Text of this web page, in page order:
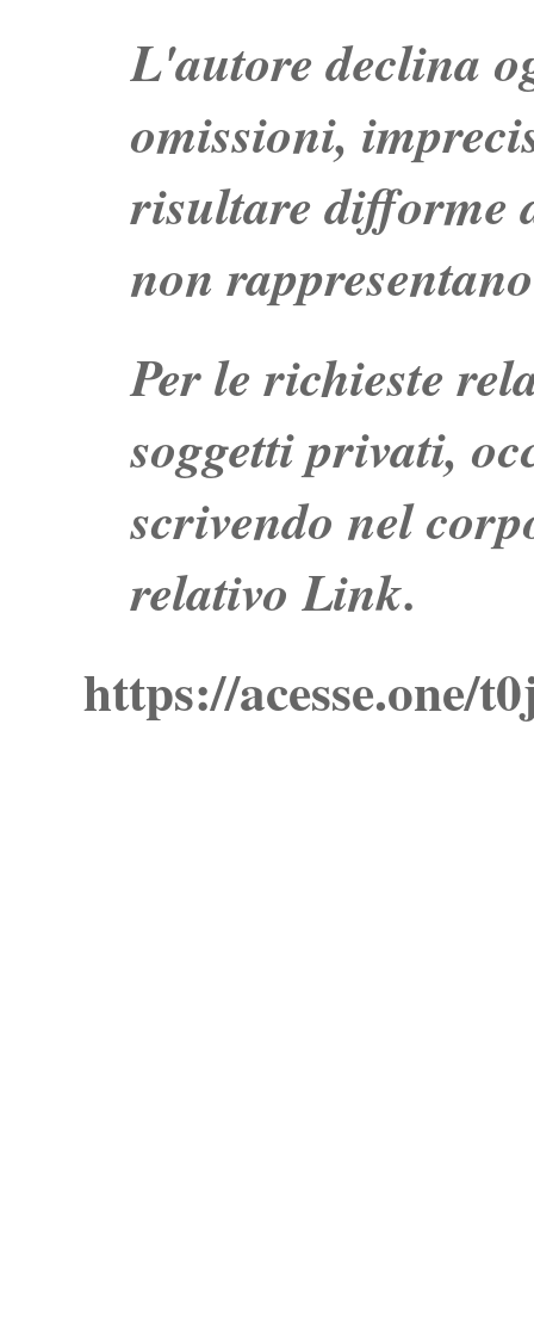
L'autore declina
omissioni,
risultare difforme
non
Per le richieste
soggetti privati,
scrivendo nel
relativo Link.
https://acesse.one/